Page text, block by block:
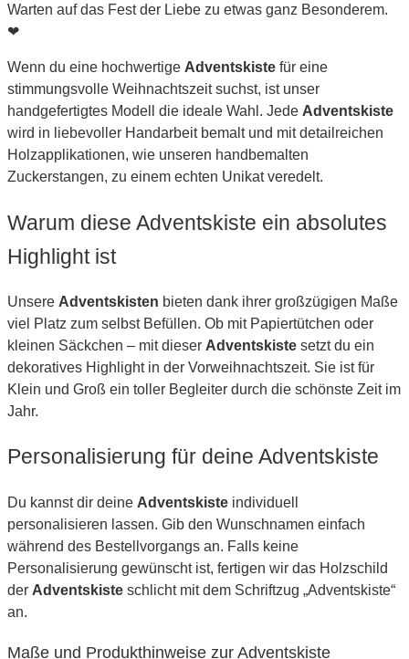
Warten auf das Fest der Liebe zu etwas ganz Besonderem.
❤
Wenn du eine hochwertige Adventskiste für eine
stimmungsvolle Weihnachtszeit suchst, ist unser
handgefertigtes Modell die ideale Wahl. Jede Adventskiste
wird in liebevoller Handarbeit bemalt und mit detailreichen
Holzapplikationen, wie unseren handbemalten
Zuckerstangen, zu einem echten Unikat veredelt.
Warum diese Adventskiste ein absolutes
Highlight ist
Unsere Adventskisten bieten dank ihrer großzügigen Maße
viel Platz zum selbst Befüllen. Ob mit Papiertütchen oder
kleinen Säckchen – mit dieser Adventskiste setzt du ein
dekoratives Highlight in der Vorweihnachtszeit. Sie ist für
Klein und Groß ein toller Begleiter durch die schönste Zeit im
Jahr.
Personalisierung für deine Adventskiste
Du kannst dir deine Adventskiste individuell
personalisieren lassen. Gib den Wunschnamen einfach
während des Bestellvorgangs an. Falls keine
Personalisierung gewünscht ist, fertigen wir das Holzschild
der Adventskiste schlicht mit dem Schriftzug „Adventskiste“
an.
Maße und Produkthinweise zur Adventskiste